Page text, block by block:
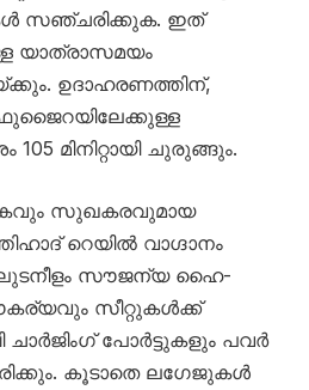
സഞ്ചരിക്കുക. ഇത്
യാത്രാസമയം
ഉദാഹരണത്തിന്,
മിനിറ്റായി ചുരുങ്ങും.
സുഖകരവുമായ
റെയിൽ വാഗ്ദാനം
സൗജന്യ ഹൈ-
സീറ്റുകൾക്ക്
പോർട്ടുകളും പവർ
കൂടാതെ ലഗേജുകൾ